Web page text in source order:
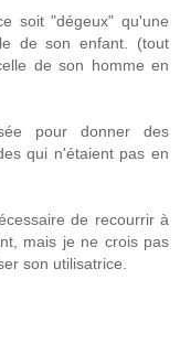
soit "dégeux" qu'une
de son enfant. (tout
de son homme en
pour donner des
qui n'étaient pas en
de recourrir à
mais je ne crois pas
son utilisatrice.